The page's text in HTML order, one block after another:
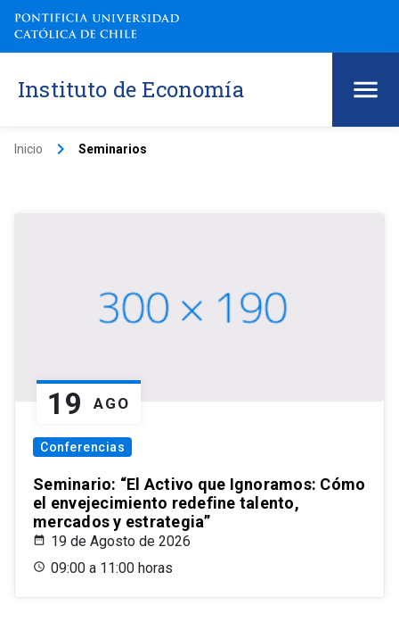
Instituto de Economía
Inicio keyboard_arrow_right Seminarios
19 AGO
Conferencias
Seminario: “El Activo que Ignoramos: Cómo
el envejecimiento redefine talento,
mercados y estrategia”
19 de Agosto de 2026
09:00 a 11:00 horas